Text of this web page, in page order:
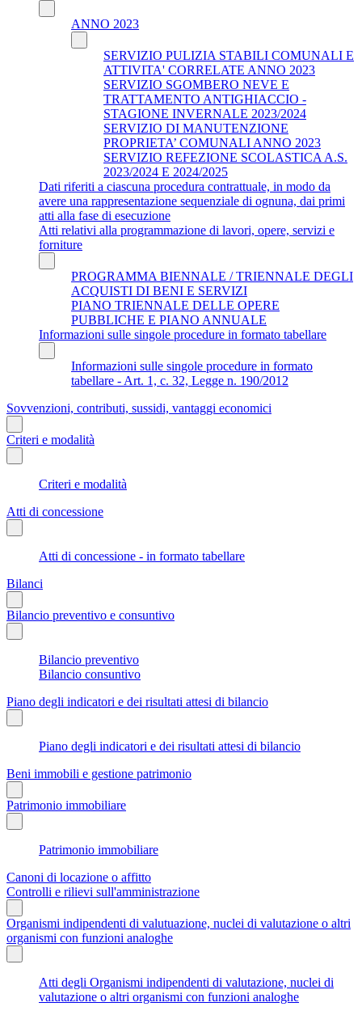
ANNO 2023
SERVIZIO PULIZIA STABILI COMUNALI E
ATTIVITA' CORRELATE ANNO 2023
SERVIZIO SGOMBERO NEVE E
TRATTAMENTO ANTIGHIACCIO -
STAGIONE INVERNALE 2023/2024
SERVIZIO DI MANUTENZIONE
PROPRIETA’ COMUNALI ANNO 2023
SERVIZIO REFEZIONE SCOLASTICA A.S.
2023/2024 E 2024/2025
Dati riferiti a ciascuna procedura contrattuale, in modo da
avere una rappresentazione sequenziale di ognuna, dai primi
atti alla fase di esecuzione
Atti relativi alla programmazione di lavori, opere, servizi e
forniture
PROGRAMMA BIENNALE / TRIENNALE DEGLI
ACQUISTI DI BENI E SERVIZI
PIANO TRIENNALE DELLE OPERE
PUBBLICHE E PIANO ANNUALE
Informazioni sulle singole procedure in formato tabellare
Informazioni sulle singole procedure in formato
tabellare - Art. 1, c. 32, Legge n. 190/2012
Sovvenzioni, contributi, sussidi, vantaggi economici
Criteri e modalità
Criteri e modalità
Atti di concessione
Atti di concessione - in formato tabellare
Bilanci
Bilancio preventivo e consuntivo
Bilancio preventivo
Bilancio consuntivo
Piano degli indicatori e dei risultati attesi di bilancio
Piano degli indicatori e dei risultati attesi di bilancio
Beni immobili e gestione patrimonio
Patrimonio immobiliare
Patrimonio immobiliare
Canoni di locazione o affitto
Controlli e rilievi sull'amministrazione
Organismi indipendenti di valutuazione, nuclei di valutazione o altri
organismi con funzioni analoghe
Atti degli Organismi indipendenti di valutazione, nuclei di
valutazione o altri organismi con funzioni analoghe